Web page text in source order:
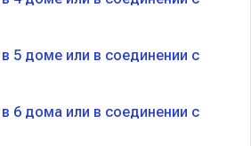
5 доме или в соединении с
6 дома или в соединении с